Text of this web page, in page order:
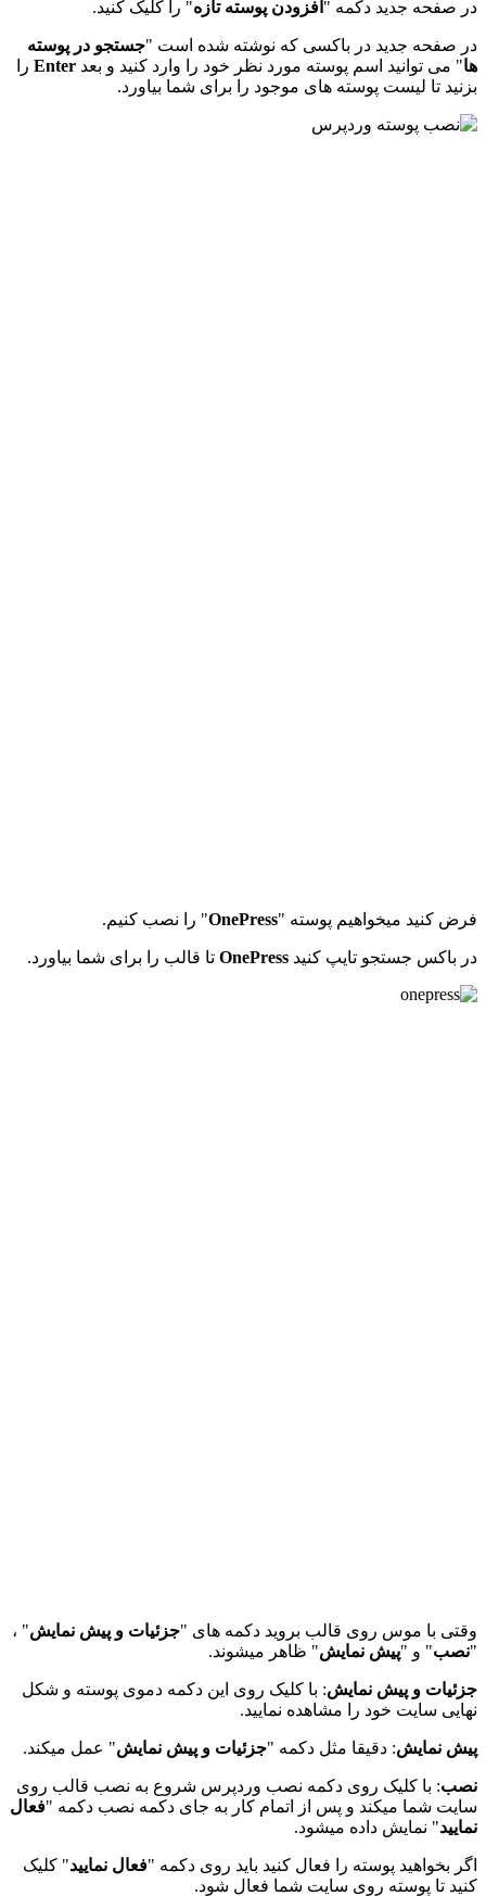
در صفحه جدید دکمه " افزودن پوسته تازه" را کلیک کنید.
در صفحه جدید در باکسی که نوشته شده است "جستجو در پوسته
ها" می توانید اسم پوسته مورد نظر خود را وارد کنید و بعد Enter را
بزنید تا لیست پوسته های موجود را برای شما بیاورد.
فرض کنید میخواهیم پوسته "OnePress" را نصب کنیم.
در باکس جستجو تایپ کنید OnePress تا قالب را برای شما بیاورد.
وقتی با موس روی قالب بروید دکمه های "جزئیات و پیش نمایش" ،
"نصب" و "پیش نمایش" ظاهر میشوند.
جزئیات و پیش نمایش: با کلیک روی این دکمه دموی پوسته و شکل
نهایی سایت خود را مشاهده نمایید.
پیش نمایش: دقیقا مثل دکمه "جزئیات و پیش نمایش" عمل میکند.
نصب: با کلیک روی دکمه نصب وردپرس شروع به نصب قالب روی
سایت شما میکند و پس از اتمام کار به جای دکمه نصب دکمه "فعال
نمایید" نمایش داده میشود.
اگر بخواهید پوسته را فعال کنید باید روی دکمه "فعال نمایید" کلیک
کنید تا پوسته روی سایت شما فعال شود.